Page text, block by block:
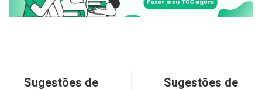
Sugestões de
Sugestões de